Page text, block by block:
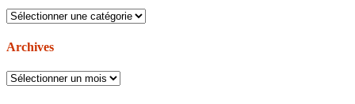
Catégories
Archives
Archives